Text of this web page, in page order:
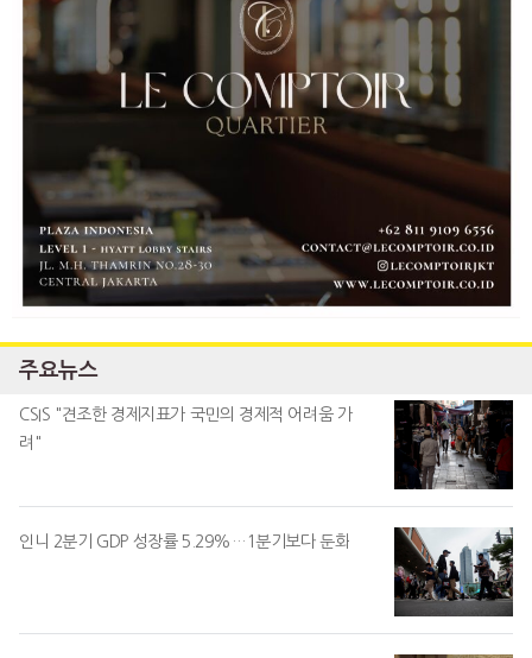
주요뉴스
CSIS "견조한 경제지표가 국민의 경제적 어려움 가
려"
인니 2분기 GDP 성장률 5.29%…1분기보다 둔화